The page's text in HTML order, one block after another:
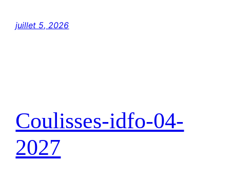
juillet 5, 2026
Coulisses-idfo-04-
2027